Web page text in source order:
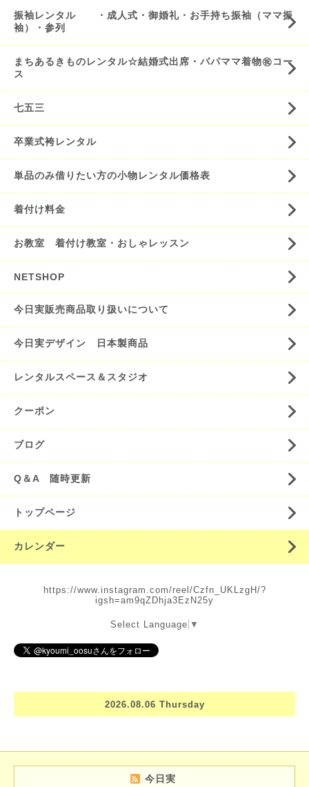
振袖レンタル ・成人式・御婚礼・お手持ち振袖（ママ振
袖）・参列
まちあるきものレンタル☆結婚式出席・パパママ着物㊗️コー
ス
七五三
卒業式袴レンタル
単品のみ借りたい方の小物レンタル価格表
着付け料金
お教室 着付け教室・おしゃレッスン
NETSHOP
今日実販売商品取り扱いについて
今日実デザイン 日本製商品
レンタルスペース＆スタジオ
クーポン
ブログ
Q＆A 随時更新
トップページ
カレンダー
https://www.instagram.com/reel/Czfn_UKLzgH/?
igsh=am9qZDhja3EzN25y
Select Language ▼
2026.08.06 Thursday
今日実